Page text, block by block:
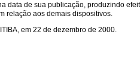
data de sua publicação, produzindo
relação aos demais dispositivos.
em 22 de dezembro de 2000.